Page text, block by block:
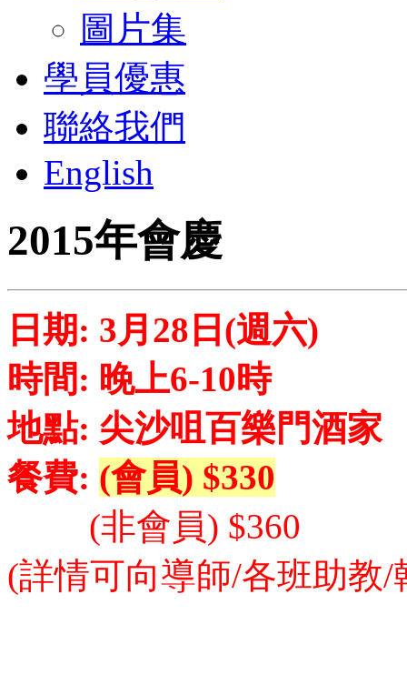
圖片集
學員優惠
聯絡我們
English
2015年會慶
日期: 3月28日(週六)
時間: 晚上6-10時
地點: 尖沙咀百樂門酒家
餐費: (會員) $330
(非會員) $360
(詳情可向導師/各班助教/